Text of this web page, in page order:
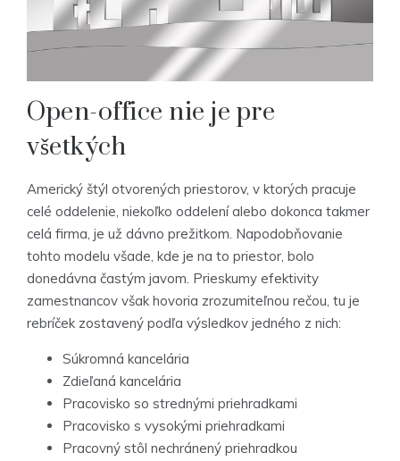
Open-office nie je pre
všetkých
Americký štýl otvorených priestorov, v ktorých pracuje
celé oddelenie, niekoľko oddelení alebo dokonca takmer
celá firma, je už dávno prežitkom. Napodobňovanie
tohto modelu všade, kde je na to priestor, bolo
donedávna častým javom. Prieskumy efektivity
zamestnancov však hovoria zrozumiteľnou rečou, tu je
rebríček zostavený podľa výsledkov jedného z nich:
Súkromná kancelária
Zdieľaná kancelária
Pracovisko so strednými priehradkami
Pracovisko s vysokými priehradkami
Pracovný stôl nechránený priehradkou